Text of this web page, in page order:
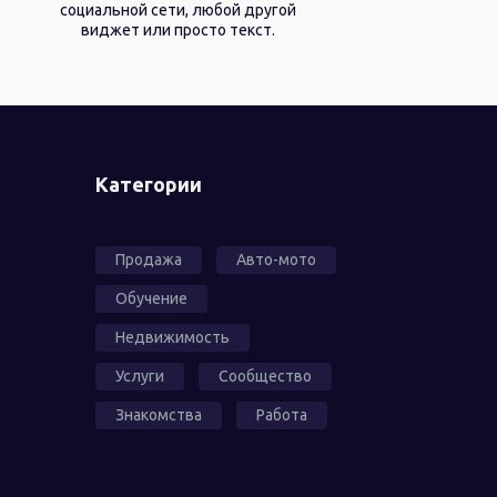
социальной сети, любой другой
виджет или просто текст.
Категории
Продажа Авто-мото
Обучение
Недвижимость
Услуги Сообщество
Знакомства Работа